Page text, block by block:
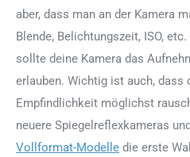
aber, dass man an der Kamera
Blende, Belichtungszeit, ISO,
sollte deine Kamera das
erlauben. Wichtig ist auch,
Empfindlichkeit möglichst
neuere Spiegelreflexkameras
Vollformat-Modelle die erste